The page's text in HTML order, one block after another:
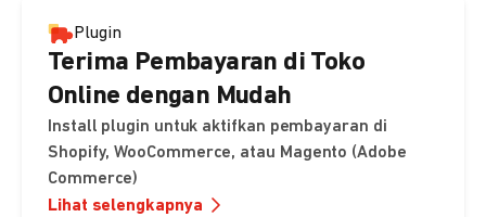
Plugin
Terima Pembayaran di Toko
Online dengan Mudah
Install plugin untuk aktifkan pembayaran di
Shopify, WooCommerce, atau Magento (Adobe
Commerce)
Lihat selengkapnya